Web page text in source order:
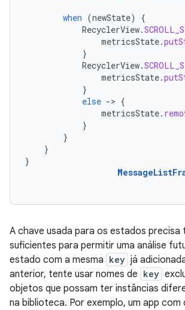
when (newState)
{
RecyclerView.
metricsState.
}
RecyclerView.
metricsState.
}
else -> {
metricsState.
}
}
}
}
A chave usada para os estados
suficientes para permitir uma análise
estado com a mesma key já
anterior, tente usar nomes de key
objetos que possam ter instâncias
na biblioteca. Por exemplo, um app com